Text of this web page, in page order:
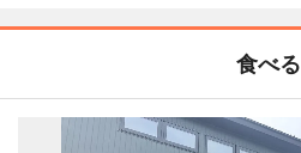
食べる